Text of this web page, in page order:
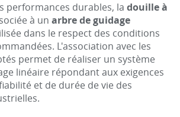
performances durables, la douille à
à un arbre de guidage
dans le respect des conditions
L'association avec les
permet de réaliser un système
linéaire répondant aux exigences
et de durée de vie des